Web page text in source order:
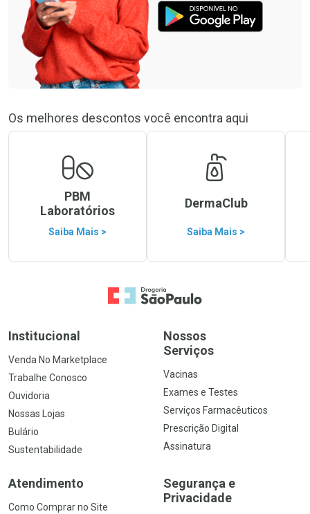
Os melhores descontos você encontra aqui
PBM
Laboratórios
Saiba Mais >
DermaClub
Saiba Mais >
Ir para a Home
Institucional
Venda No Marketplace
Trabalhe Conosco
Ouvidoria
Nossas Lojas
Bulário
Sustentabilidade
Nossos
Serviços
Vacinas
Exames e Testes
Serviços Farmacêuticos
Prescrição Digital
Assinatura
Atendimento
Como Comprar no Site
Segurança e
Privacidade